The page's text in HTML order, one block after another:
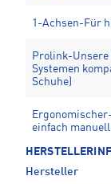
1-Achsen-Für
Prolink-
Systemen
Schuhe)
einfach
Hersteller